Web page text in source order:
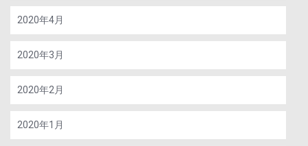
2020年4月
2020年3月
2020年2月
2020年1月